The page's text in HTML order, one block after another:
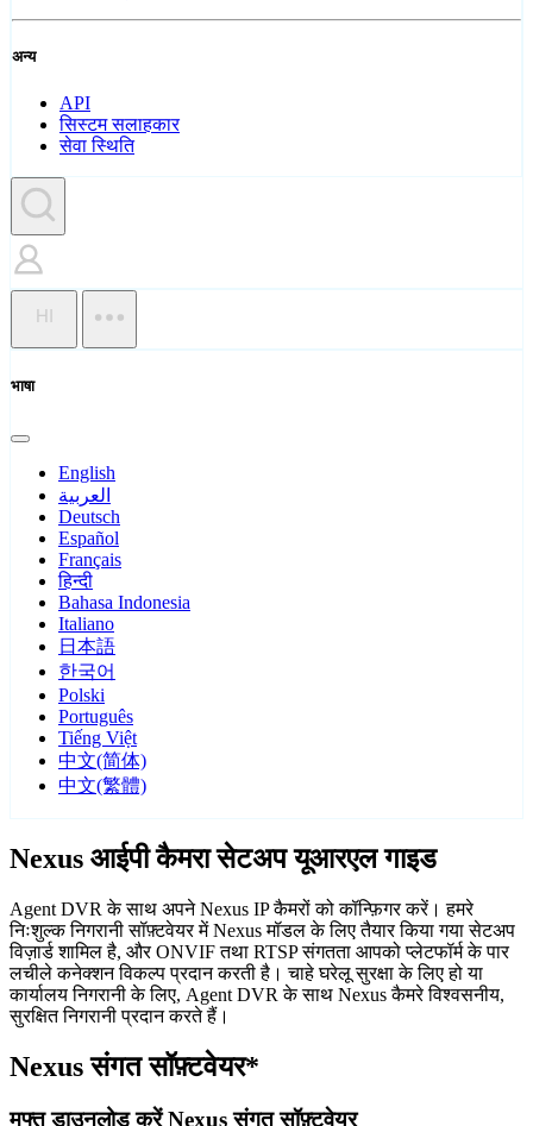
अन्य
API
सिस्टम सलाहकार
सेवा स्थिति
HI
भाषा
English
العربية
Deutsch
Español
Français
हिन्दी
Bahasa Indonesia
Italiano
日本語
한국어
Polski
Português
Tiếng Việt
中文(简体)
中文(繁體)
Nexus आईपी कैमरा सेटअप यूआरएल गाइड
Agent DVR के साथ अपने Nexus IP कैमरों को कॉन्फ़िगर करें। हमरे
निःशुल्क निगरानी सॉफ़्टवेयर में Nexus मॉडल के लिए तैयार किया गया सेटअप
विज़ार्ड शामिल है, और ONVIF तथा RTSP संगतता आपको प्लेटफॉर्म के पार
लचीले कनेक्शन विकल्प प्रदान करती है। चाहे घरेलू सुरक्षा के लिए हो या
कार्यालय निगरानी के लिए, Agent DVR के साथ Nexus कैमरे विश्वसनीय,
सुरक्षित निगरानी प्रदान करते हैं।
Nexus संगत सॉफ़्टवेयर*
मुफ्त डाउनलोड करें Nexus संगत सॉफ़्टवेयर